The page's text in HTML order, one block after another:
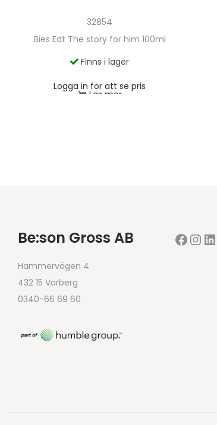
32854
Bies Edt The story for him 100ml
Finns i lager
Logga in för att se pris
Läs mer
Be:son Gross AB
Hammervägen 4
432 15 Varberg
0340-66 69 60